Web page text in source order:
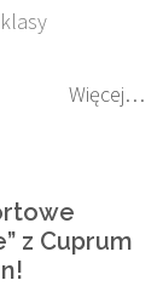
Więcej…
z Cuprum